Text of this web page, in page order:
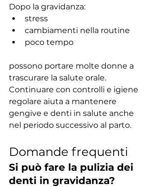
Dopo la gravidanza:
stress
cambiamenti nella routine
poco tempo
possono portare molte donne a
trascurare la salute orale.
Continuare con controlli e igiene
regolare aiuta a mantenere
gengive e denti in salute anche
nel periodo successivo al parto.
Domande frequenti
Si può fare la pulizia dei
denti in gravidanza?